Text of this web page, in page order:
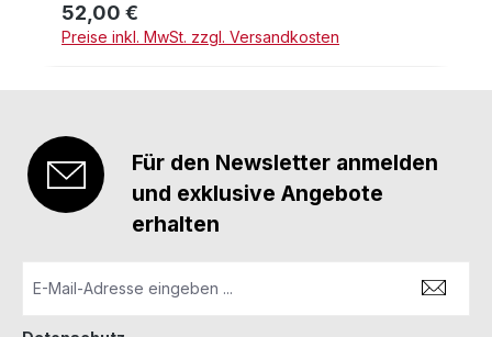
Regulärer Preis:
52,00 €
Preise inkl. MwSt. zzgl. Versandkosten
Für den Newsletter anmelden
und exklusive Angebote
erhalten